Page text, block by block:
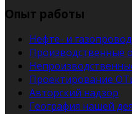
Опыт работы
Нефте- и
Производственные
Проектирование
Авторский надзор
География нашей